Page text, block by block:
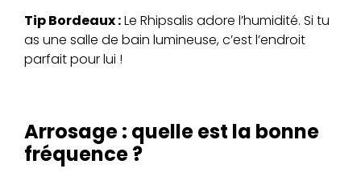
Tip Bordeaux :Le Rhipsalis adore l’humidité. Si tu
as une salle de bain lumineuse, c’est l’endroit
parfait pour lui !
Arrosage : quelle est la bonne
fréquence ?